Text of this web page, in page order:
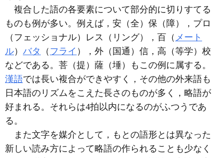
複合した語の各要素について部分的に切りすてる
ものも例が多い。例えば，安（全）保（障），プロ
（フェッショナル）レス（リング），百（ メート
ル） バタ （ フライ ），外（国通）信，高（等学）校
などである。菩（提）薩（埵）もこの例に属する。
漢語では長い複合ができやすく，その他の外来語も
日本語のリズムをこえた長さのものが多く，略語が
好まれる。それらは4拍以内になるのがふつうであ
る。
また文字を媒介として，もとの語形とは異なった
新しい読み方によって略語の作られることも少なく